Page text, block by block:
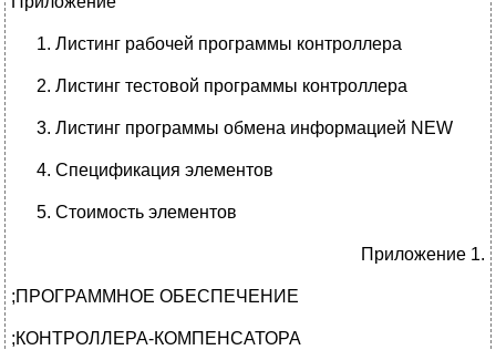
Листинг рабочей программы контроллера
Листинг тестовой программы контроллера
Листинг программы обмена информацией NEW
Спецификация элементов
Стоимость элементов
Приложение 1.
;ПРОГРАММНОЕ ОБЕСПЕЧЕНИЕ
;КОНТРОЛЛЕРА-КОМПЕНСАТОРА